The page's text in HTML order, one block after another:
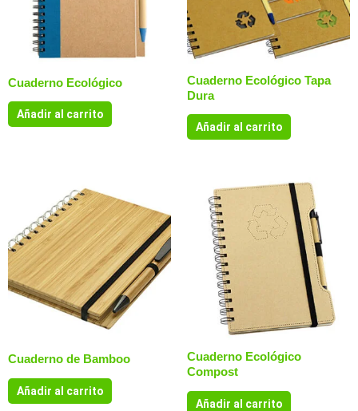
Cuaderno Ecológico
Añadir al carrito
Cuaderno Ecológico Tapa
Dura
Añadir al carrito
Cuaderno de Bamboo
Añadir al carrito
Cuaderno Ecológico
Compost
Añadir al carrito